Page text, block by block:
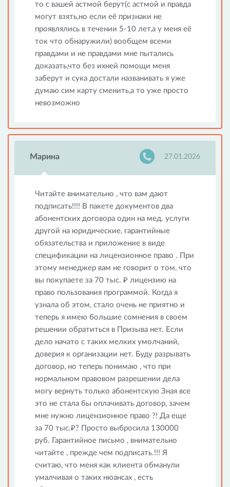
то с вашей астмой берут(с астмой и правда
могут взять,но если её признаки не
проявлялись в течении 5-10 лет,а у меня её
ток что обнаружили) вообщем всеми
правдами и не правдами мне пытались
доказать,что без ихней помощи меня
заберут и сука достали названивать я уже
думаю сим карту сменить,а то уже просто
невозможно
Марина 27.01.2026
Читайте внимательно , что вам дают
подписать!!!! В пакете документов два
абонентских договора один на мед. услуги
другой на юридические, гарантийные
обязательства и приложение в виде
спецификации на лицензионное право . При
этому менеджер вам не говорит о том, что
вы покупаете за 70 тыс. ₽ лицензию на
право пользования программой. Когда я
узнала об этом, стало очень не приятно и
теперь я имею большие сомнения в своем
решении обратиться в Призыва нет. Если
дело начато с таких мелких умолчаний,
доверия к организации нет. Буду разрывать
договор, но теперь понимаю , что при
нормальном правовом разрешении дела
могу вернуть только абонентскую Зная все
это не стала бы оплачивать договор, зачем
мне нужно лицензионное право ?! Да еще
за 70 тыс.₽? Просто выбросила 130000
руб. Гарантийное письмо , внимательно
читайте , прежде чем подписать.!!! Я
считаю, что меня как клиента обманули
умалчивая о таких нюансах , есть